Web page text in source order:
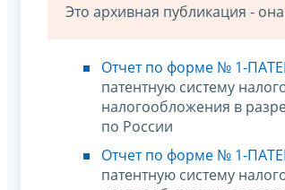
Это архивная публикация -
Отчет по форме № 1-
патентную систему
налогообложения в
по России
Отчет по форме № 1-
патентную систему